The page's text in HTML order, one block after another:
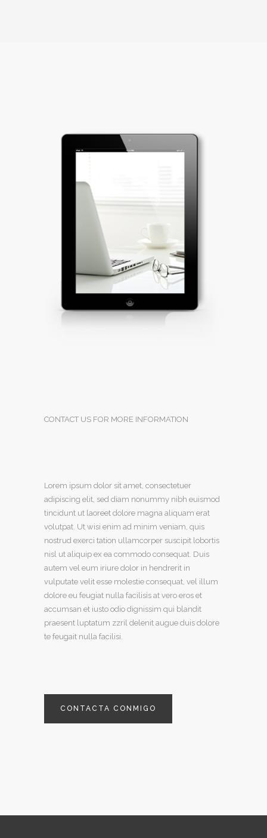
CONTACT US FOR MORE INFORMATION
Lorem ipsum dolor sit amet, consectetuer
adipiscing elit, sed diam nonummy nibh euismod
tincidunt ut laoreet dolore magna aliquam erat
volutpat. Ut wisi enim ad minim veniam, quis
nostrud exerci tation ullamcorper suscipit lobortis
nisl ut aliquip ex ea commodo consequat. Duis
autem vel eum iriure dolor in hendrerit in
vulputate velit esse molestie consequat, vel illum
dolore eu feugiat nulla facilisis at vero eros et
accumsan et iusto odio dignissim qui blandit
praesent luptatum zzril delenit augue duis dolore
te feugait nulla facilisi.
CONTACTA CONMIGO